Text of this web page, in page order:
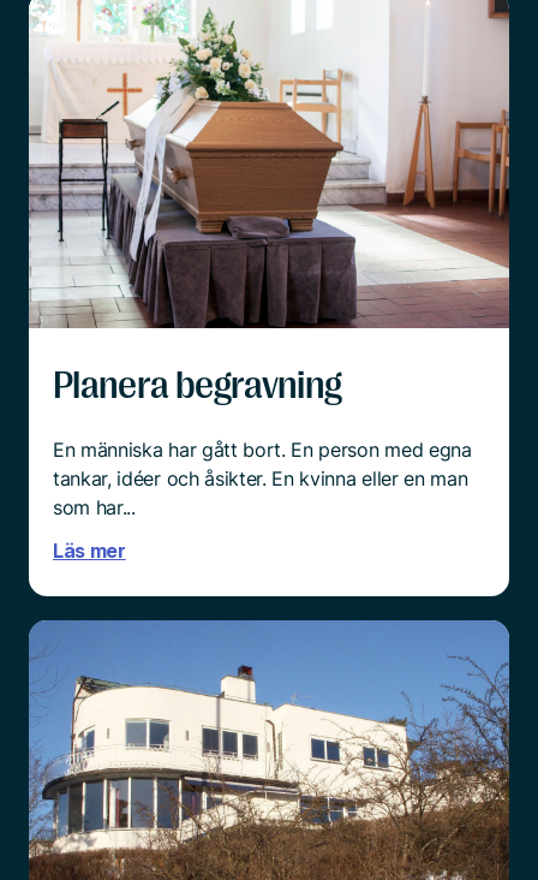
Planera begravning
En människa har gått bort. En person med egna
tankar, idéer och åsikter. En kvinna eller en man
som har...
Läs mer